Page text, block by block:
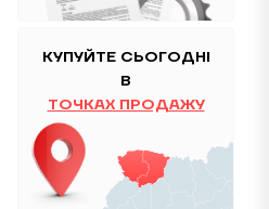
КУПУЙТЕCЬОГОДНІ
В
ТОЧКАХ ПРОДАЖУ